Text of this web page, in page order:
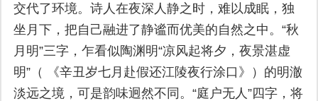
交代了环境。诗人在夜深人静之时，难以成眠，独
坐月下，把自己融进了静谧而优美的自然之中。“秋
月明”三字，乍看似陶渊明“凉风起将夕，夜景湛虚
明”（ 《辛丑岁七月赴假还江陵夜行涂口》）的明澈
淡远之境，可是韵味迥然不同。“庭户无人”四字，将